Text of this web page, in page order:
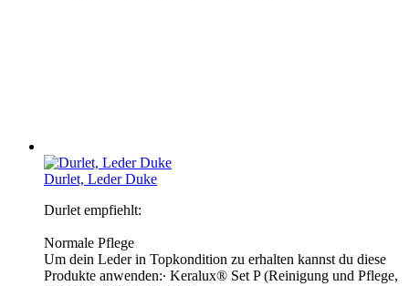
Durlet, Leder Duke
Durlet empfiehlt:
Normale Pflege
Um dein Leder in Topkondition zu erhalten kannst du diese
Produkte anwenden:∙ Keralux® Set P (Reinigung und Pflege,